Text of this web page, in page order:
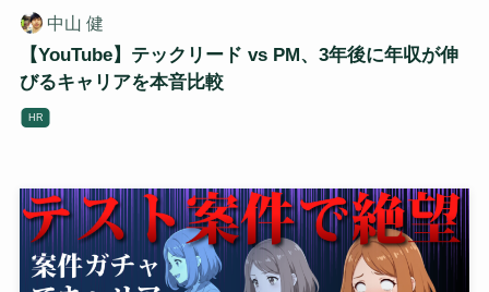
中山 健
【YouTube】テックリード vs PM、3年後に年収が伸
びるキャリアを本音比較
HR